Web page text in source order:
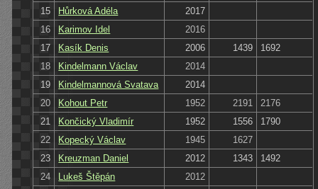
15
Hůrková Adéla
2017
16
Karimov Idel
2016
17
Kasík Denis 2006 1439
1692
18
Kindelmann Václav
2014
19
Kindelmannová Svatava
2014
20
Kohout Petr 1952 2191
2176
21
Končický Vladimír 1952 1556
1790
22
Kopecký Václav 1945
1627
23
Kreuzman Daniel 2012 1343
1492
24
Lukeš Štěpán
2012